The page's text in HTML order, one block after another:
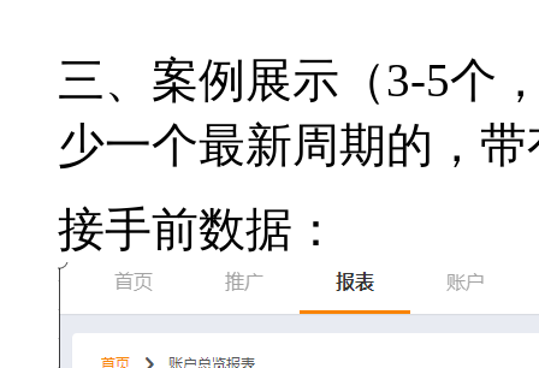
三、 案例展示（3-5个
少一个最新周期的，
接手前数据：